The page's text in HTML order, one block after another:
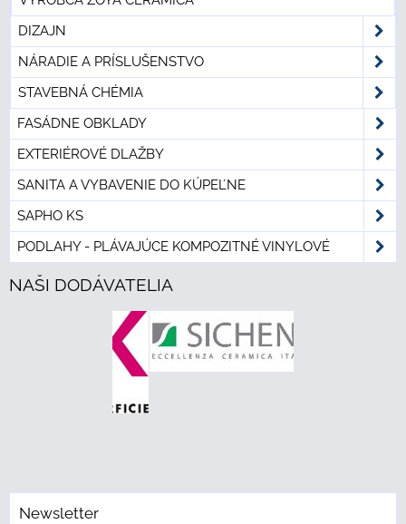
DIZAJN
NÁRADIE A PRÍSLUŠENSTVO
STAVEBNÁ CHÉMIA
FASÁDNE OBKLADY
EXTERIÉROVÉ DLAŽBY
SANITA A VYBAVENIE DO KÚPEĽNE
SAPHO KS
PODLAHY - PLÁVAJÚCE KOMPOZITNÉ VINYLOVÉ
NAŠI DODÁVATELIA
Newsletter